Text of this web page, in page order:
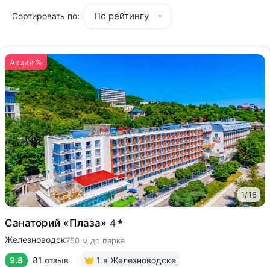
Сортировать по: По рейтингу
Акция %
1/16
Санаторий «Плаза» 4
Железноводск750 м до парка
9.8 81 отзыв 1 в Железноводске